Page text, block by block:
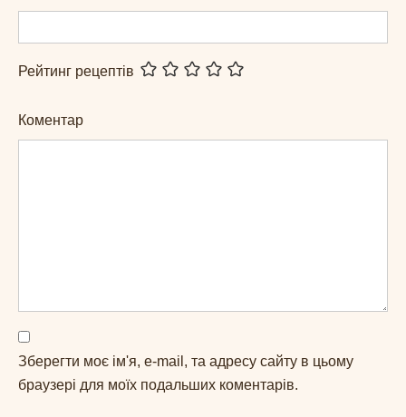
Рейтинг рецептів
Коментар
Зберегти моє ім'я, e-mail, та адресу сайту в цьому
браузері для моїх подальших коментарів.